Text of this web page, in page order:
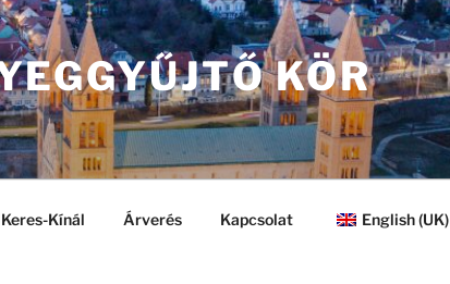
KÖR
Keres-Kínál Árverés Kapcsolat English (UK)